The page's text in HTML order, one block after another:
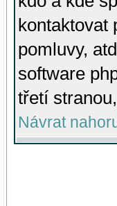
kontaktovat
pomluvy,
software
třetí
Návrat